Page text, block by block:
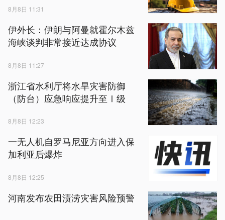
8月8日 11:31
伊外长：伊朗与阿曼就霍尔木兹
海峡谈判非常接近达成协议
8月8日 11:27
浙江省水利厅将水旱灾害防御
（防台）应急响应提升至Ⅰ级
8月8日 12:23
一无人机自罗马尼亚方向进入保
加利亚后爆炸
8月8日 12:25
河南发布农田渍涝灾害风险预警